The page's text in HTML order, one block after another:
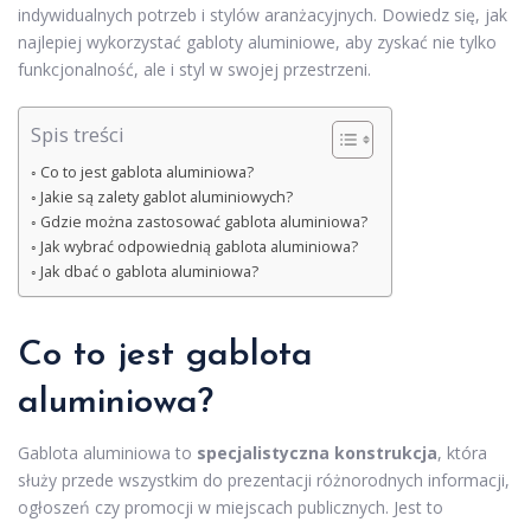
indywidualnych potrzeb i stylów aranżacyjnych. Dowiedz się, jak
najlepiej wykorzystać gabloty aluminiowe, aby zyskać nie tylko
funkcjonalność, ale i styl w swojej przestrzeni.
Spis treści
Co to jest gablota aluminiowa?
Jakie są zalety gablot aluminiowych?
Gdzie można zastosować gablota aluminiowa?
Jak wybrać odpowiednią gablota aluminiowa?
Jak dbać o gablota aluminiowa?
Co to jest gablota
aluminiowa?
Gablota aluminiowa to specjalistyczna konstrukcja, która
służy przede wszystkim do prezentacji różnorodnych informacji,
ogłoszeń czy promocji w miejscach publicznych. Jest to